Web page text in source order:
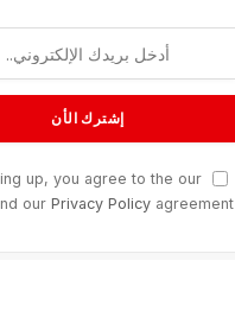
up, you agree to the our
our Privacy Policy agreement.